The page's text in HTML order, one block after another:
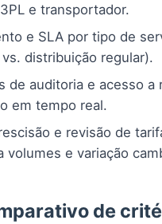
e transportador.
e SLA por tipo de
distribuição regular).
de auditoria e acesso a
em tempo real.
e revisão de
volumes e variação
de